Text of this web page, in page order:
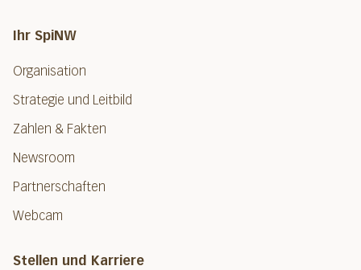
Ihr SpiNW
Organisation
Strategie und Leitbild
Zahlen & Fakten
Newsroom
Partnerschaften
Webcam
Stellen und Karriere